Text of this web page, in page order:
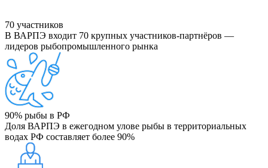
70 участников
В ВАРПЭ входит 70 крупных участников-партнёров —
лидеров рыбопромышленного рынка
90% рыбы в РФ
Доля ВАРПЭ в ежегодном улове рыбы в территориальных
водах РФ составляет более 90%